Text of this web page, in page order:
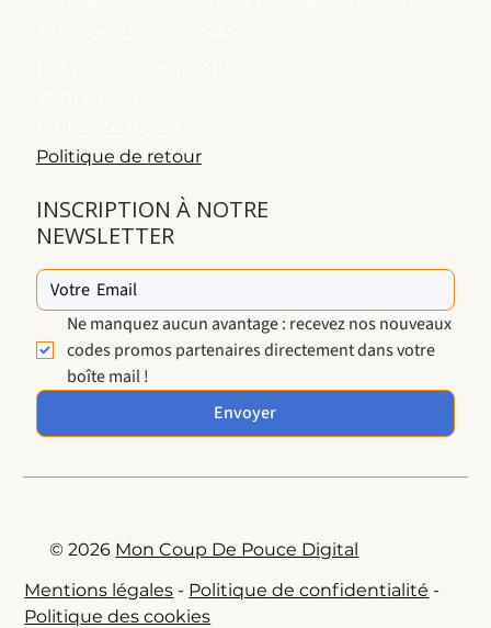
Politique de retour
INSCRIPTION À NOTRE
NEWSLETTER
Ne manquez aucun avantage : recevez nos nouveaux
codes promos partenaires directement dans votre
boîte mail !
Envoyer
© 2026 Mon Coup De Pouce Digital
Mentions légales - Politique de confidentialité -
Politique des cookies